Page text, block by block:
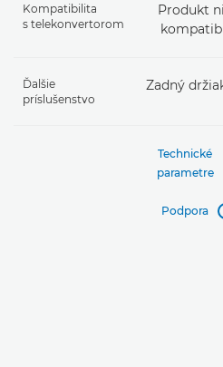
Kompatibilita
s telekonvertorom
Produkt
Ďalšie
príslušenstvo
Zadný
Technické
parametre
Podpora